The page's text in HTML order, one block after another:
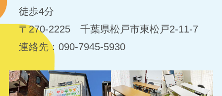
徒歩4分
〒270-2225 千葉県松戸市東松戸2-11-7
連絡先：090-7945-5930